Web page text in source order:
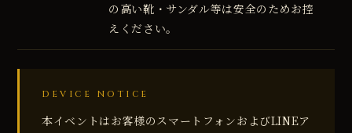
の高い靴・サンダル等は安全のためお控
えください。
DEVICE NOTICE
本イベントはお客様のスマートフォンおよびLINEア